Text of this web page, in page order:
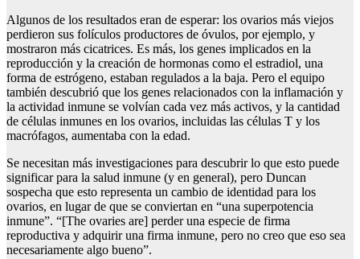
Algunos de los resultados eran de esperar: los ovarios más viejos
perdieron sus folículos productores de óvulos, por ejemplo, y
mostraron más cicatrices. Es más, los genes implicados en la
reproducción y la creación de hormonas como el estradiol, una
forma de estrógeno, estaban regulados a la baja. Pero el equipo
también descubrió que los genes relacionados con la inflamación y
la actividad inmune se volvían cada vez más activos, y la cantidad
de células inmunes en los ovarios, incluidas las células T y los
macrófagos, aumentaba con la edad.
Se necesitan más investigaciones para descubrir lo que esto puede
significar para la salud inmune (y en general), pero Duncan
sospecha que esto representa un cambio de identidad para los
ovarios, en lugar de que se conviertan en “una superpotencia
inmune”. “[The ovaries are] perder una especie de firma
reproductiva y adquirir una firma inmune, pero no creo que eso sea
necesariamente algo bueno”.